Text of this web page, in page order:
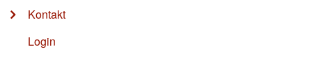
Kontakt
Login